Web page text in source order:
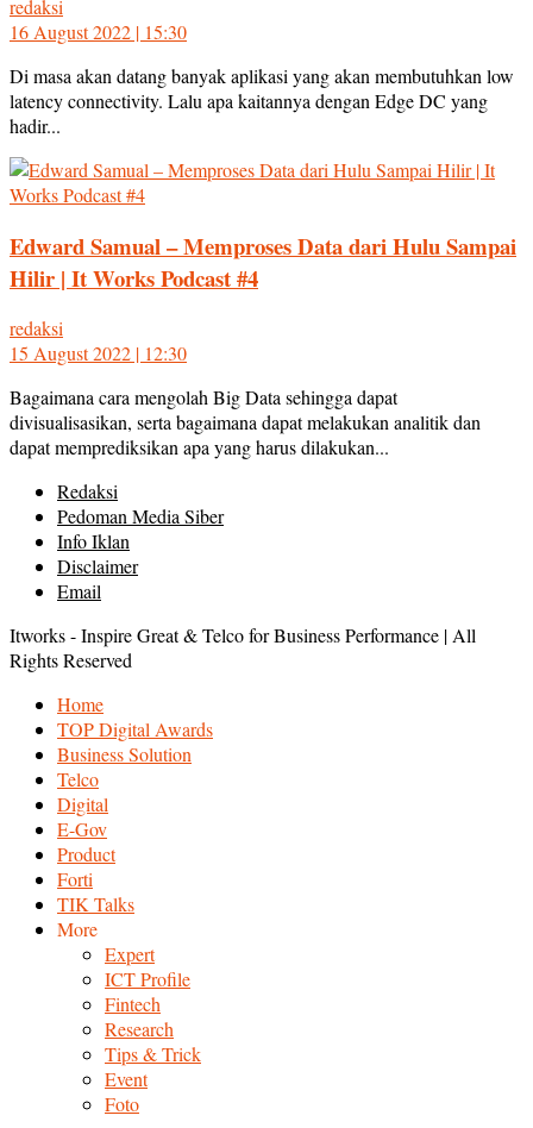
redaksi
16 August 2022 | 15:30
Di masa akan datang banyak aplikasi yang akan membutuhkan low
latency connectivity. Lalu apa kaitannya dengan Edge DC yang
hadir...
Edward Samual – Memproses Data dari Hulu Sampai
Hilir | It Works Podcast #4
redaksi
15 August 2022 | 12:30
Bagaimana cara mengolah Big Data sehingga dapat
divisualisasikan, serta bagaimana dapat melakukan analitik dan
dapat memprediksikan apa yang harus dilakukan...
Redaksi
Pedoman Media Siber
Info Iklan
Disclaimer
Email
Itworks - Inspire Great & Telco for Business Performance | All
Rights Reserved
Home
TOP Digital Awards
Business Solution
Telco
Digital
E-Gov
Product
Forti
TIK Talks
More
Expert
ICT Profile
Fintech
Research
Tips & Trick
Event
Foto